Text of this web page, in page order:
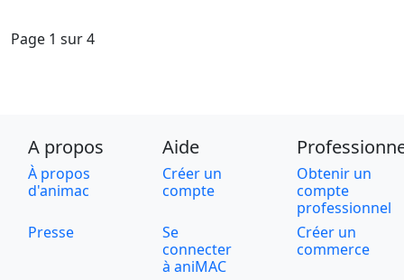
Page 1 sur 4
A propos Aide
À propos
d'animac
Créer un
compte
Obtenir un
compte
professionnel
Presse
Se
connecter
à aniMAC
Créer un
commerce